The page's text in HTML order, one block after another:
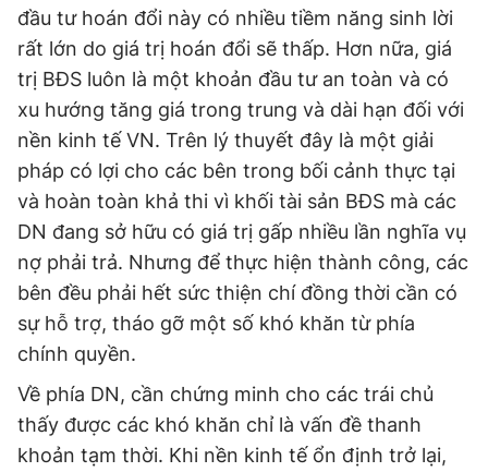
đầu tư hoán đổi này có nhiều tiềm năng sinh lời
rất lớn do giá trị hoán đổi sẽ thấp. Hơn nữa, giá
trị BĐS luôn là một khoản đầu tư an toàn và có
xu hướng tăng giá trong trung và dài hạn đối với
nền kinh tế VN. Trên lý thuyết đây là một giải
pháp có lợi cho các bên trong bối cảnh thực tại
và hoàn toàn khả thi vì khối tài sản BĐS mà các
DN đang sở hữu có giá trị gấp nhiều lần nghĩa vụ
nợ phải trả. Nhưng để thực hiện thành công, các
bên đều phải hết sức thiện chí đồng thời cần có
sự hỗ trợ, tháo gỡ một số khó khăn từ phía
chính quyền.
Về phía DN, cần chứng minh cho các trái chủ
thấy được các khó khăn chỉ là vấn đề thanh
khoản tạm thời. Khi nền kinh tế ổn định trở lại,